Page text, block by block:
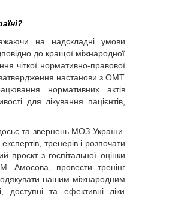
на надскладні умови
до кращої міжнародної
чіткої нормативно-правової
настанови з ОМТ
нормативних актів
для лікування пацієнтів,
та звернень МОЗ України.
тренерів і розпочати
з госпітальної оцінки
Амосова, провести тренінг
нашим міжнародним
та ефективні ліки